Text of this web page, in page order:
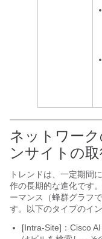
ネットワー
ンサイトの
トレンドは、一定期間
作の長期的な進化です
ーマンス（蜂群グラフ
す。以下のタイプのイ
[Intra-Site]： Cisco